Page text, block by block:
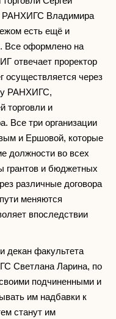
РАНХИГС Владимира
есть ещё и
Все оформлено на
отвечает проректор
через
РАНХИГС,
торговли и
Все три организации
и Ершовой, которые
должности во всех
грантов и бюджетных
различные договора
меняются
впоследствии
декан факультета
Светлана Ларина, по
подчиненными и
им надбавки к
станут им